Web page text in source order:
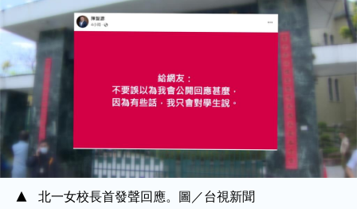
北一女校長首發聲回應。圖／台視新聞